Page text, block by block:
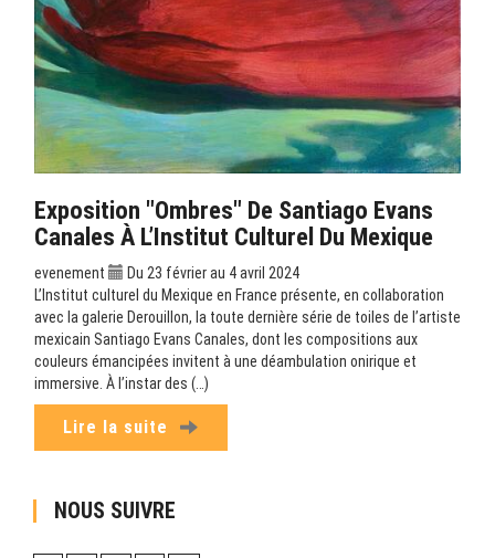
Exposition "Ombres" De Santiago Evans
Canales À L’Institut Culturel Du Mexique
evenement
Du 23 février au 4 avril 2024
L’Institut culturel du Mexique en France présente, en collaboration
avec la galerie Derouillon, la toute dernière série de toiles de l’artiste
mexicain Santiago Evans Canales, dont les compositions aux
couleurs émancipées invitent à une déambulation onirique et
immersive. À l’instar des (…)
Lire la suite
NOUS SUIVRE